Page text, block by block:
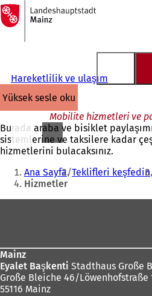
İçeriğe atla
Ana
sayfaya
Hareketlilik ve ulaşım
yüksek sesle oku
Mobilite hizmetleri ve
Burada araba ve bisiklet
sistemlerine ve taksilere kadar
hizmetlerini bulacaksınız.
Buradasınız:
Ana Sayfa Teklifleri keşfedin
Hizmetler
Mainz
Eyalet Başkenti Stadthaus Große
Große Bleiche 46/Löwenhofstraße
55116 Mainz